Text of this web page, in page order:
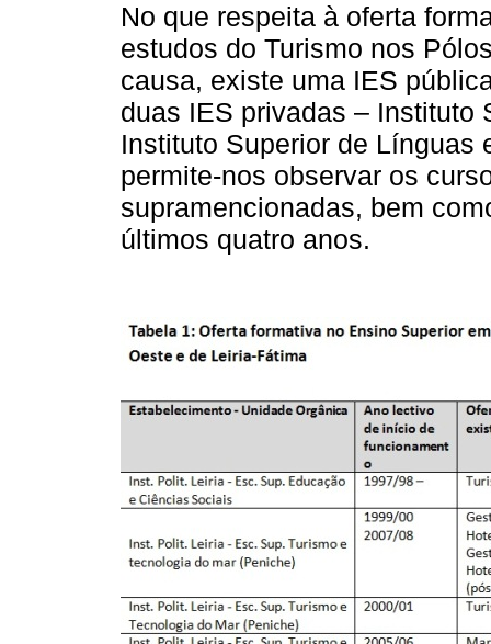
No que respeita à oferta
estudos do Turismo nos
causa, existe uma IES
duas IES privadas – Instituto
Instituto Superior de
permite-nos observar os
supramencionadas, bem
últimos quatro anos.